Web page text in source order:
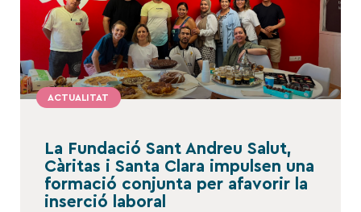
ACTUALITAT
La Fundació Sant Andreu Salut,
Càritas i Santa Clara impulsen una
formació conjunta per afavorir la
inserció laboral